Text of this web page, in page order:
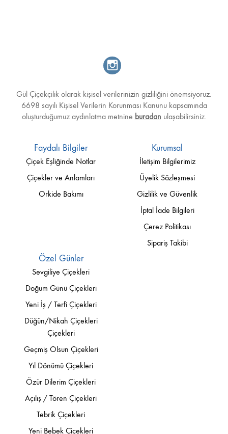
Gül Çiçekçilik olarak kişisel verilerinizin gizliliğini önemsiyoruz.
6698 sayılı Kişisel Verilerin Korunması Kanunu kapsamında
oluşturduğumuz aydınlatma metnine buradan ulaşabilirsiniz.
Faydalı Bilgiler
Çiçek Eşliğinde Notlar
Çiçekler ve Anlamları
Orkide Bakımı
Kurumsal
İletişim Bilgilerimiz
Üyelik Sözleşmesi
Gizlilik ve Güvenlik
İptal İade Bilgileri
Çerez Politikası
Sipariş Takibi
Özel Günler
Sevgiliye Çiçekleri
Doğum Günü Çiçekleri
Yeni İş / Terfi Çiçekleri
Düğün/Nikah Çiçekleri
Çiçekleri
Geçmiş Olsun Çiçekleri
Yıl Dönümü Çiçekleri
Özür Dilerim Çiçekleri
Açılış / Tören Çiçekleri
Tebrik Çiçekleri
Yeni Bebek Çiçekleri